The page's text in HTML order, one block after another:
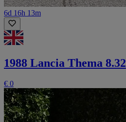
6d 16h 13m
1988 Lancia Thema 8.32
€ 0